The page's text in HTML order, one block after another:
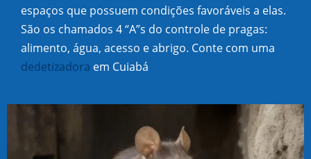
espaços que possuem condições favoráveis a elas.
São os chamados 4 “A”s do controle de pragas:
alimento, água, acesso e abrigo. Conte com uma
dedetizadora em Cuiabá